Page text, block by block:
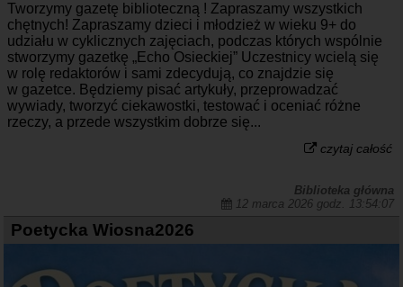
Tworzymy gazetę biblioteczną ! Zapraszamy wszystkich
chętnych! Zapraszamy dzieci i młodzież w wieku 9+ do
udziału w cyklicznych zajęciach, podczas których wspólnie
stworzymy gazetkę „Echo Osieckiej” Uczestnicy wcielą się
w rolę redaktorów i sami zdecydują, co znajdzie się
w gazetce. Będziemy pisać artykuły, przeprowadzać
wywiady, tworzyć ciekawostki, testować i oceniać różne
rzeczy, a przede wszystkim dobrze się...
czytaj całość
Biblioteka główna
12 marca 2026 godz. 13:54:07
Poetycka Wiosna2026